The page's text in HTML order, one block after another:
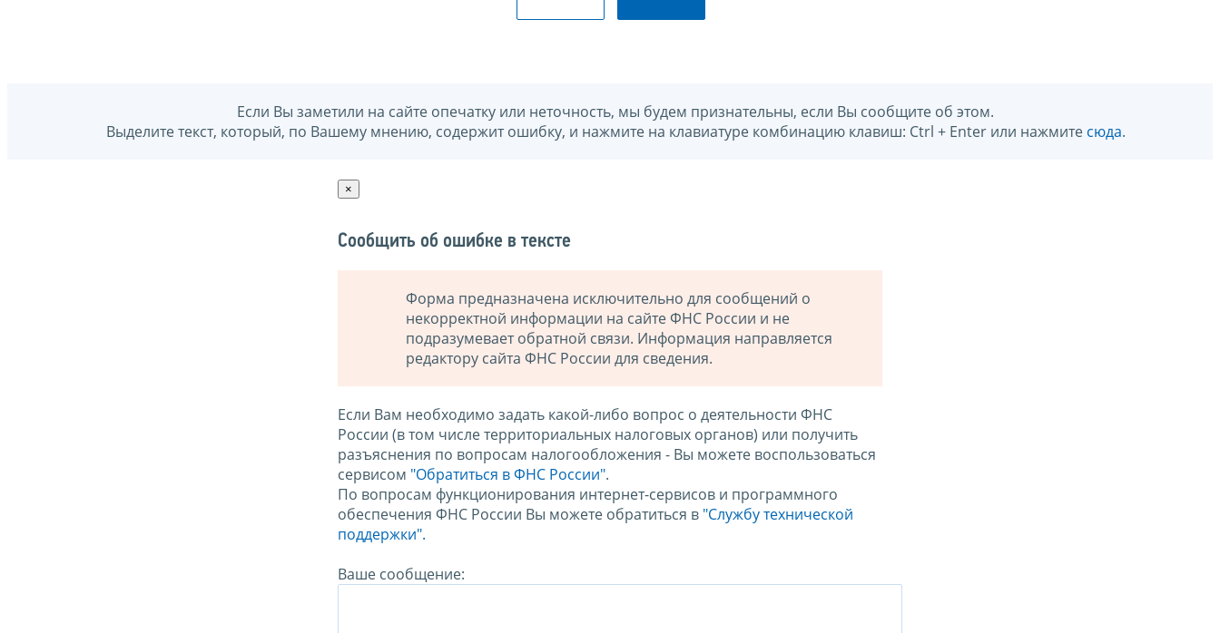
Если Вы заметили на сайте опечатку или неточность, мы будем признательны, если Вы сообщите об этом.
Выделите текст, который, по Вашему мнению, содержит ошибку, и нажмите на клавиатуре комбинацию клавиш: Ctrl + Enter или нажмите сюда.
×
Сообщить об ошибке в тексте
Форма предназначена исключительно для сообщений о
некорректной информации на сайте ФНС России и не
подразумевает обратной связи. Информация направляется
редактору сайта ФНС России для сведения.
Если Вам необходимо задать какой-либо вопрос о деятельности ФНС
России (в том числе территориальных налоговых органов) или получить
разъяснения по вопросам налогообложения - Вы можете воспользоваться
сервисом "Обратиться в ФНС России".
По вопросам функционирования интернет-сервисов и программного
обеспечения ФНС России Вы можете обратиться в "Службу технической
поддержки".
Ваше сообщение: